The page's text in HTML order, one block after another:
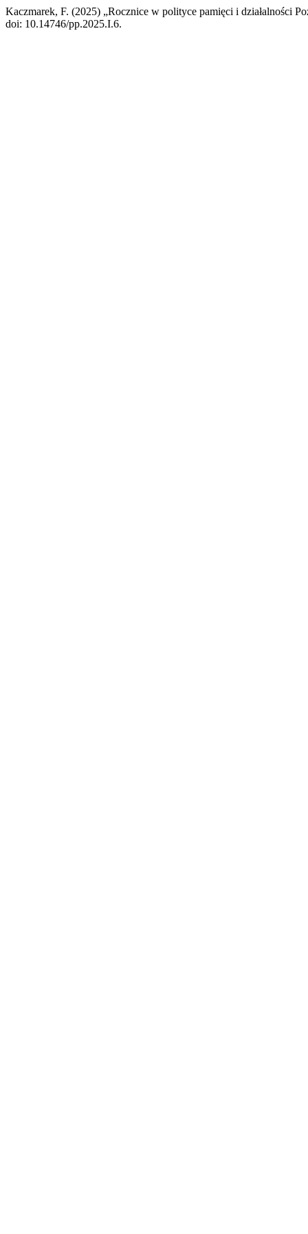
Kaczmarek, F. (2025) „Rocznice w polityce pamięci i działalności
doi: 10.14746/pp.2025.I.6.